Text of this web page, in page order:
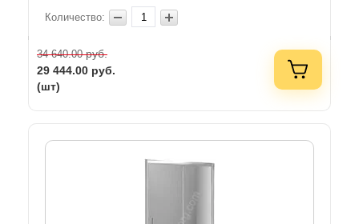
Количество:
34 640.00руб.
29 444.00 руб.
(шт)